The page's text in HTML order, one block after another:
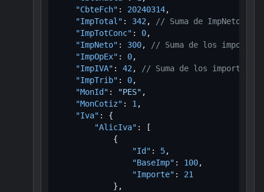
"CbteFch" : 20240314,
"ImpTotal" : 342 ,
// Suma de ImpNeto +
"ImpTotConc" : 0,
"ImpNeto" : 300,
// Suma de los importes
"ImpOpEx" : 0,
"ImpIVA" : 42 ,
// Suma de los importes
"ImpTrib" : 0,
"MonId" : "PES" ,
"MonCotiz" : 1 ,
"Iva" :
{
"AlicIva" :
[
{
"Id" : 5,
"BaseImp" : 100,
"Importe" :
21
} ,